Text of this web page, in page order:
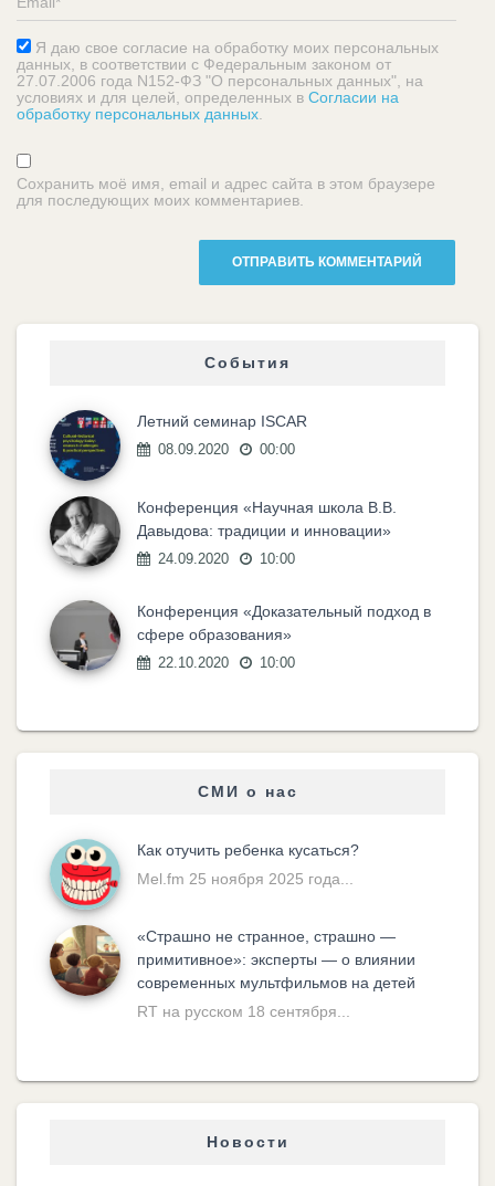
Я даю свое согласие на обработку моих персональных
данных, в соответствии с Федеральным законом от
27.07.2006 года N152-ФЗ "О персональных данных", на
условиях и для целей, определенных в Согласии на
обработку персональных данных.
Сохранить моё имя, email и адрес сайта в этом браузере
для последующих моих комментариев.
События
Летний семинар ISCAR
08.09.2020 00:00
Конференция «Научная школа В.В.
Давыдова: традиции и инновации»
24.09.2020 10:00
Конференция «Доказательный подход в
сфере образования»
22.10.2020 10:00
СМИ о нас
Как отучить ребенка кусаться?
Mel.fm 25 ноября 2025 года...
«Cтрашно не странное, страшно —
примитивное»: эксперты — о влиянии
современных мультфильмов на детей
RT на русском 18 сентября...
Новости